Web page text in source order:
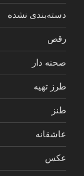
دسته‌بندی نشده
رقص
صحنه دار
طرز تهیه
طنز
عاشقانه
عکس